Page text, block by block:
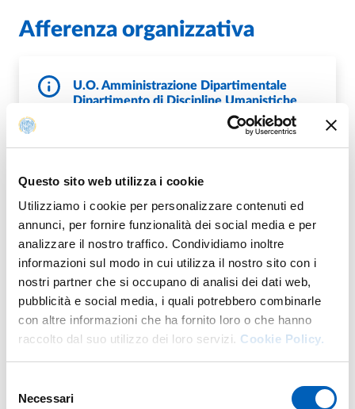
Questo sito web utilizza i cookie
Utilizziamo i cookie per personalizzare contenuti ed
annunci, per fornire funzionalità dei social media e per
analizzare il nostro traffico. Condividiamo inoltre
informazioni sul modo in cui utilizza il nostro sito con i
nostri partner che si occupano di analisi dei dati web,
pubblicità e social media, i quali potrebbero combinarle
con altre informazioni che ha fornito loro o che hanno
raccolto dal suo utilizzo dei loro servizi. Cookie Policy.
delNecessari
Afferenza organizzativa
U.O. Amministrazione Dipartimentale
Dipartimento di Discipline Umanistiche
Sociali e delle Imprese Culturali
W. https://dusic.unipr.it/it
VAI ALLA SCHEDADI U.O. AMMINISTRAZIONE
Altro personale della struttura a questo
indirizzo